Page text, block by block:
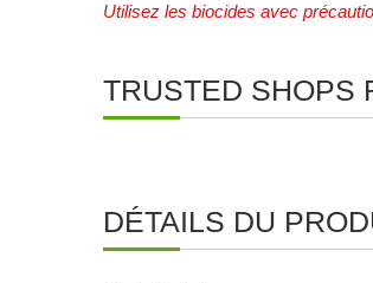
Utilisez les biocides avec
TRUSTED SHOPS
DÉTAILS DU